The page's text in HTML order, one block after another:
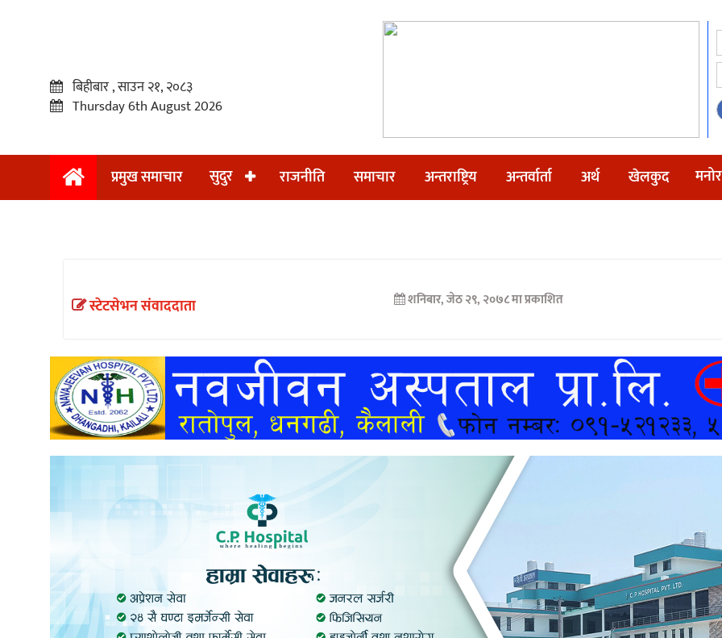
प्रमुख
अन्तराष्ट्रिय
अन्तर्वार्ता
खेलकुद
बिहीबार , साउन २१, २०८३
Thursday 6th August 2026
प्रमुख समाचार सुदुर राजनीति समाचार अन्तराष्ट्रिय अन्तर्वार्ता अर्थ खेलकुद
स्टेटसेभन संवाददाता शनिबार, जेठ २९, २०७८ मा प्रकाशित